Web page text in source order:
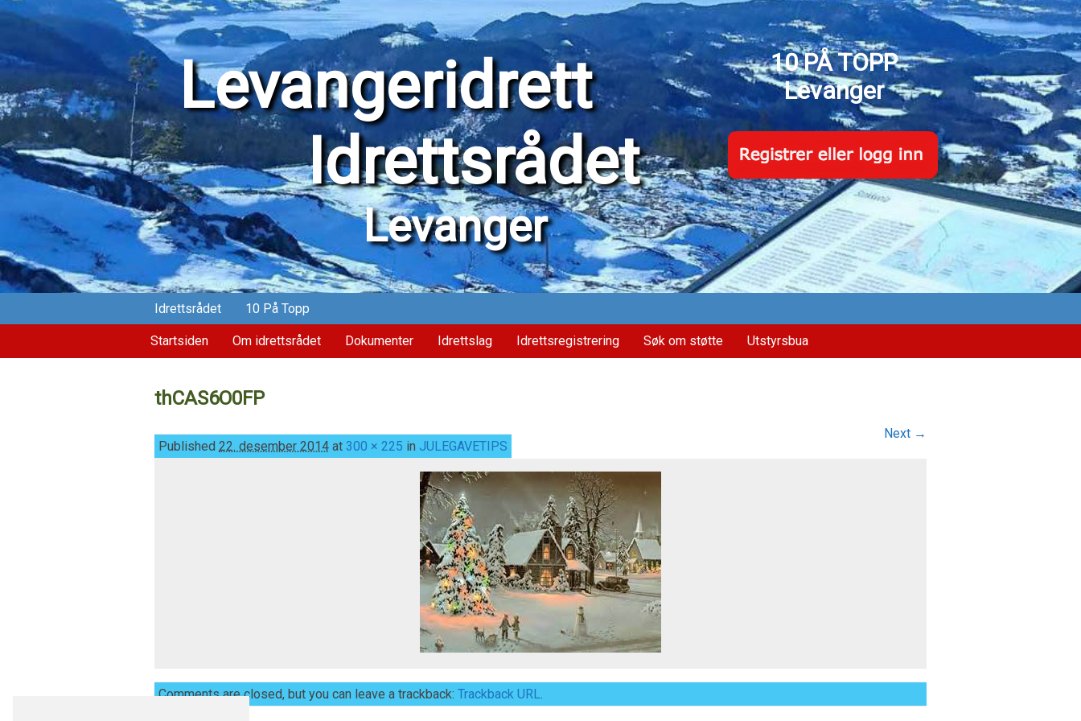
Levangeridrett
Idrettsrådet
Levanger
10 PÅ TOPP
Levanger
Idrettsrådet 10 På Topp
Startsiden Om idrettsrådet Dokumenter Idrettslag Idrettsregistrering Søk om støtte Utstyrsbua
thCAS6O0FP
Published 22. desember 2014 at 300 × 225 in JULEGAVETIPS
Next →
Comments are closed, but you can leave a trackback: Trackback URL.